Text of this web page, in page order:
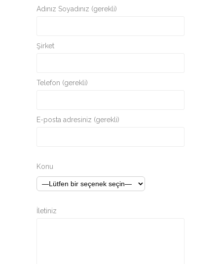
Adınız Soyadınız (gerekli)
Şirket
Telefon (gerekli)
E-posta adresiniz (gerekli)
Konu
İletiniz